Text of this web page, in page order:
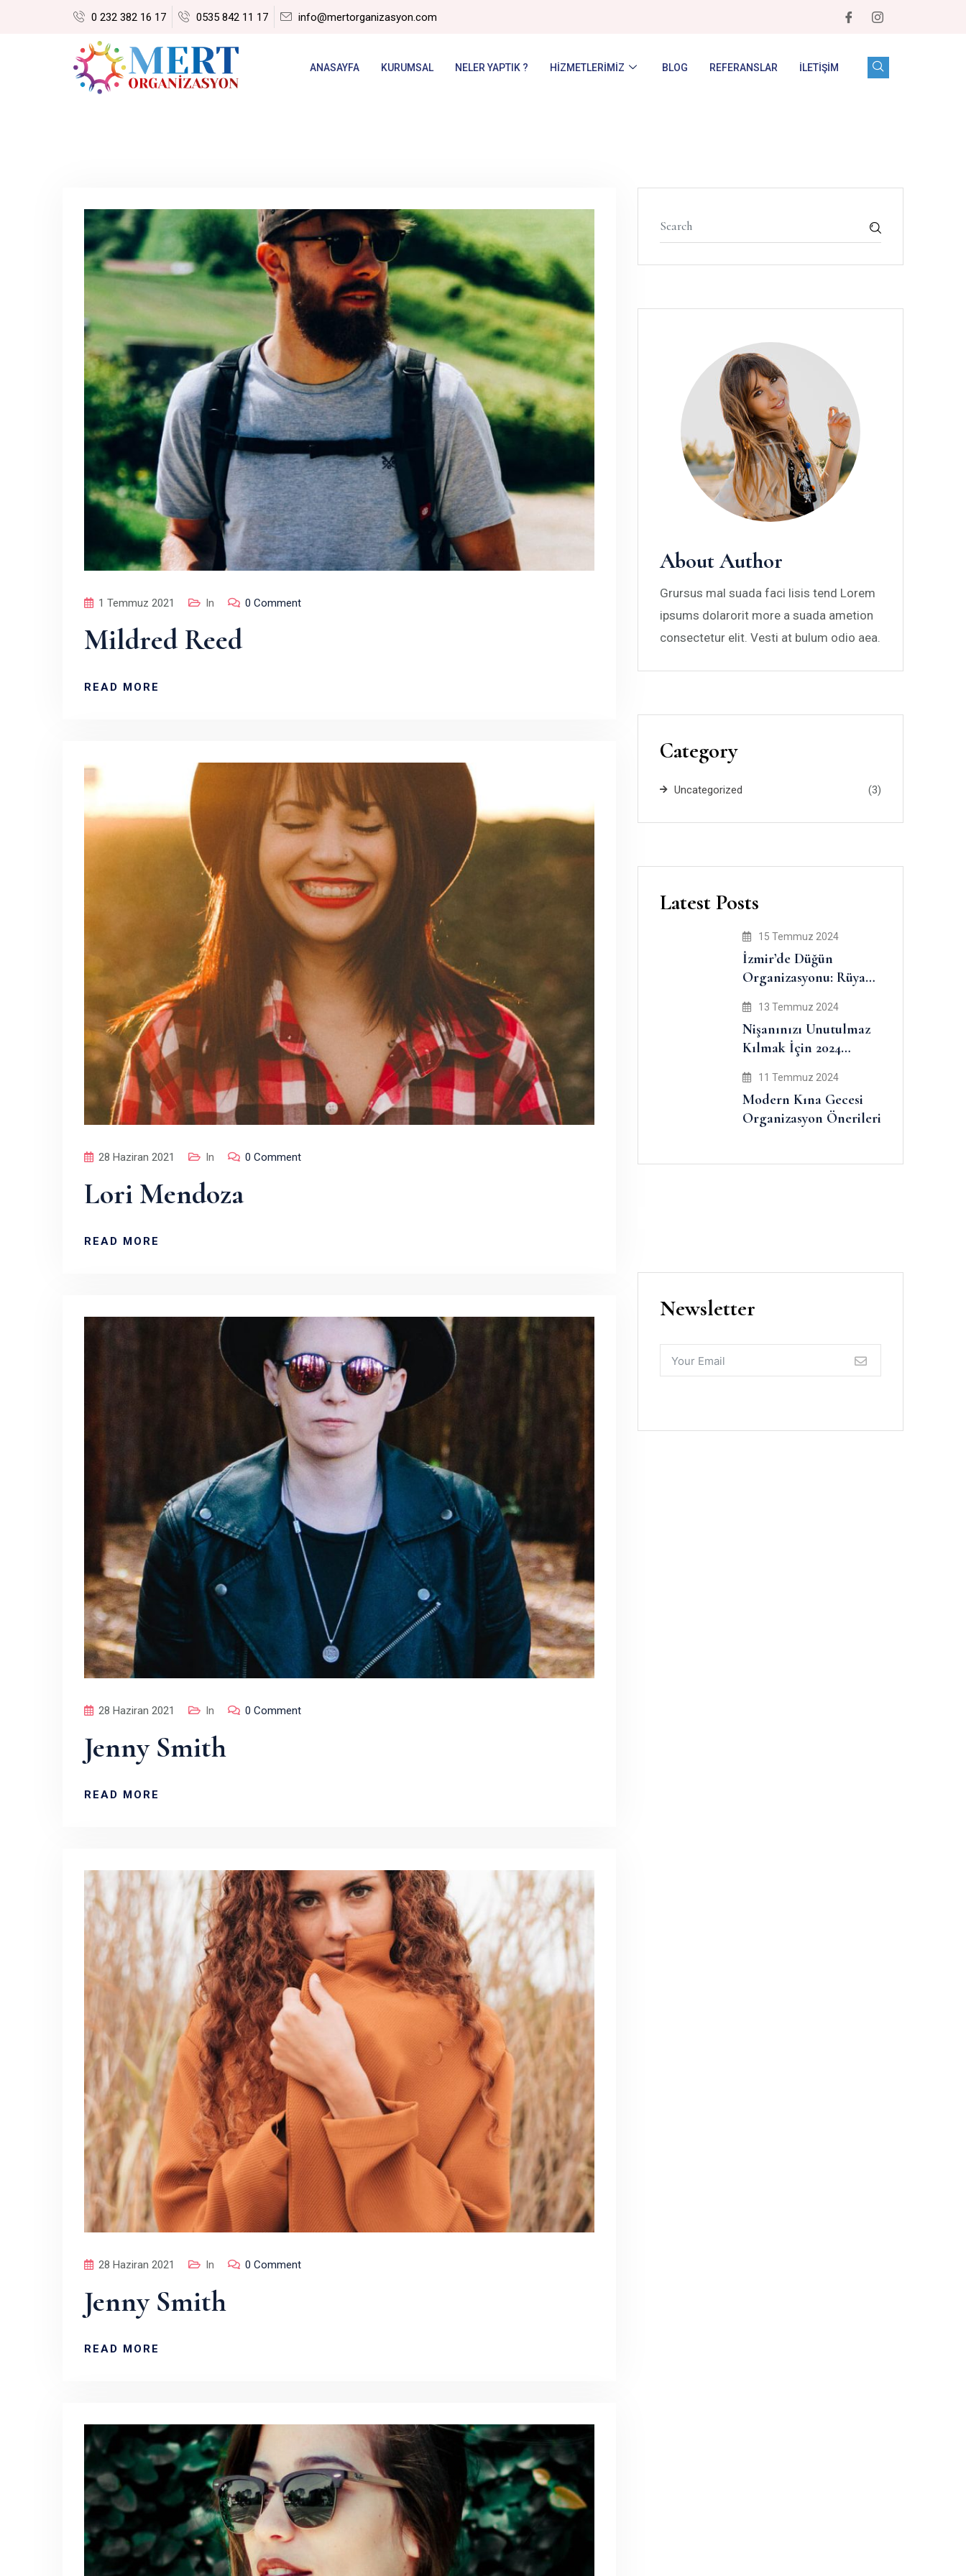
0 232 382 16 17 0535 842 11 17 info@mertorganizasyon.com
ANASAYFA KURUMSAL NELER YAPTIK ? HIZMETLERIMIZ BLOG REFERANSLAR İLETIŞIM
1 Temmuz 2021 In 0 Comment
Mildred Reed
READ MORE
28 Haziran 2021 In 0 Comment
Lori Mendoza
READ MORE
28 Haziran 2021 In 0 Comment
Jenny Smith
READ MORE
28 Haziran 2021 In 0 Comment
Jenny Smith
READ MORE
About Author
Grursus mal suada faci lisis tend Lorem
ipsums dolarorit more a suada ametion
consectetur elit. Vesti at bulum odio aea.
Category
Uncategorized (3)
Latest Posts
15 Temmuz 2024
İzmir’de Düğün
Organizasyonu: Rüya
İpucu13 Temmuz 2024
Nişanınızı Unutulmaz
Kılmak İçin 2024
11 Temmuz 2024
Modern Kına Gecesi
Organizasyon Önerileri
Newsletter